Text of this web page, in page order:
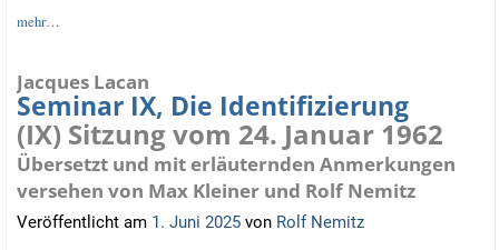
mehr…
Jacques Lacan
Seminar IX, Die Identifizierung
(IX) Sitzung vom 24. Januar 1962
Übersetzt und mit erläuternden Anmerkungen
versehen von Max Kleiner und Rolf Nemitz
Veröffentlicht am 1. Juni 2025 von Rolf Nemitz